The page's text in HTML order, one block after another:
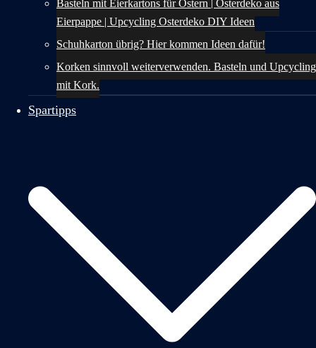
Basteln mit Eierkartons für Ostern | Osterdeko aus
Eierpappe | Upcycling Osterdeko DIY Ideen
Schuhkarton übrig? Hier kommen Ideen dafür!
Korken sinnvoll weiterverwenden. Basteln und Upcycling
mit Kork.
Spartipps